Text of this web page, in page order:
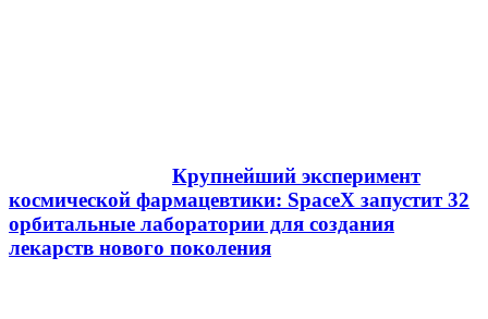
Крупнейший эксперимент
космической фармацевтики: SpaceX запустит 32
орбитальные лаборатории для создания
лекарств нового поколения